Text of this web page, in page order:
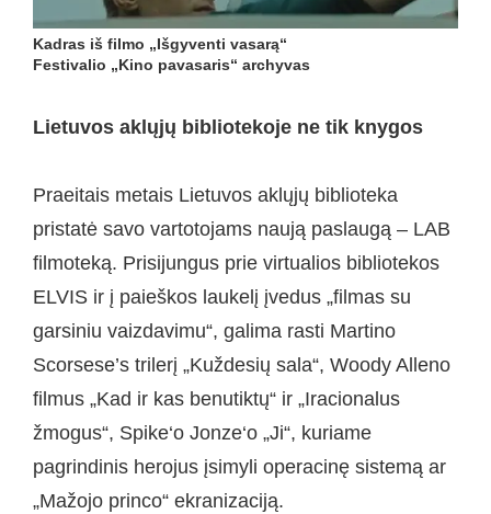
Kadras iš filmo „Išgyventi vasarą“
Festivalio „Kino pavasaris“ archyvas
Lietuvos aklųjų bibliotekoje ne tik knygos
Praeitais metais Lietuvos aklųjų biblioteka
pristatė savo vartotojams naują paslaugą – LAB
filmoteką. Prisijungus prie virtualios bibliotekos
ELVIS ir į paieškos laukelį įvedus „filmas su
garsiniu vaizdavimu“, galima rasti Martino
Scorsese’s trilerį „Kuždesių sala“, Woody Alleno
filmus „Kad ir kas benutiktų“ ir „Iracionalus
žmogus“, Spike‘o Jonze‘o „Ji“, kuriame
pagrindinis herojus įsimyli operacinę sistemą ar
„Mažojo princo“ ekranizaciją.